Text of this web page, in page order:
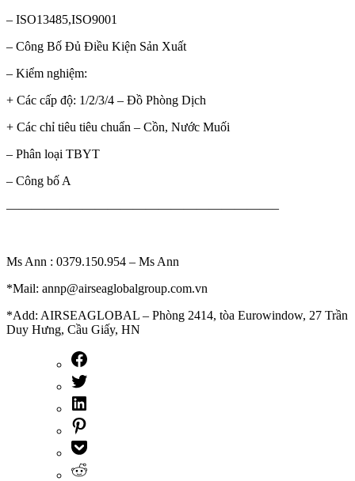
– ISO13485,ISO9001
– Công Bố Đủ Điều Kiện Sản Xuất
– Kiểm nghiệm:
+ Các cấp độ: 1/2/3/4 – Đồ Phòng Dịch
+ Các chỉ tiêu tiêu chuẩn – Cồn, Nước Muối
– Phân loại TBYT
– Công bố A
—————————————————————–
Ms Ann : 0379.150.954 – Ms Ann
*Mail: annp@airseaglobalgroup.com.vn
*Add: AIRSEAGLOBAL – Phòng 2414, tòa Eurowindow, 27 Trần
Duy Hưng, Cầu Giấy, HN